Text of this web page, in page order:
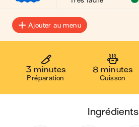
Ajouter au menu
3 minutes
Préparation
8 minutes
Cuisson
ingrédients